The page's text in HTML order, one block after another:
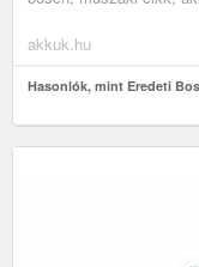
akkuk.hu
Hasonlók, mint Eredeti